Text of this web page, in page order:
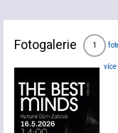
Fotogalerie 1
více